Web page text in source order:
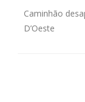
Caminhão
D’Oeste